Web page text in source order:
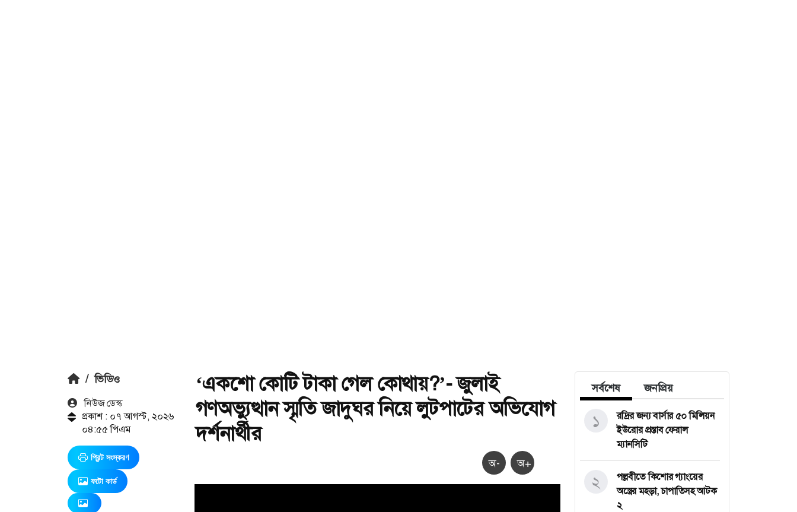
/ ভিডিও
নিউজ ডেস্ক
প্রকাশ : ০৭ আগস্ট, ২০২৬
০৪:৫৫ পিএম
প্রিন্ট সংস্করণ
ফটো কার্ড
‘একশো কোটি টাকা গেল কোথায়?’- জুলাই
গণঅভ্যুত্থান স্মৃতি জাদুঘর নিয়ে লুটপাটের অভিযোগ
দর্শনার্থীর
অ- অ+
সর্বশেষ জনপ্রিয়
রদ্রির জন্য বার্সার ৫০ মিলিয়ন
ইউরোর প্রস্তাব ফেরাল
ম্যানসিটি
১
পল্লবীতে কিশোর গ্যাংয়ের
অস্ত্রের মহড়া, চাপাতিসহ আটক
২
২